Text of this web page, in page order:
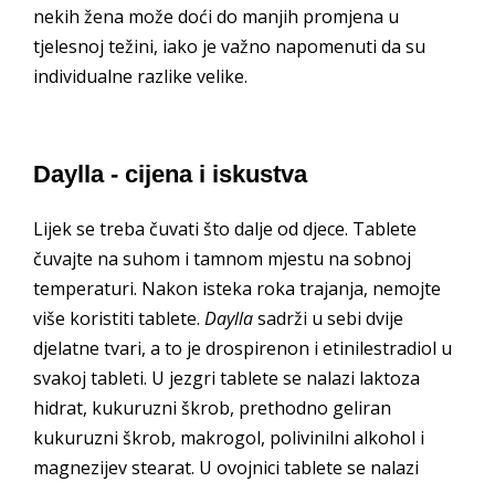
nekih žena može doći do manjih promjena u
tjelesnoj težini, iako je važno napomenuti da su
individualne razlike velike.
Daylla - cijena i iskustva
Lijek se treba čuvati što dalje od djece. Tablete
čuvajte na suhom i tamnom mjestu na sobnoj
temperaturi. Nakon isteka roka trajanja, nemojte
više koristiti tablete. Dayllasadrži u sebi dvije
djelatne tvari, a to je drospirenon i etinilestradiol u
svakoj tableti. U jezgri tablete se nalazi laktoza
hidrat, kukuruzni škrob, prethodno geliran
kukuruzni škrob, makrogol, polivinilni alkohol i
magnezijev stearat. U ovojnici tablete se nalazi